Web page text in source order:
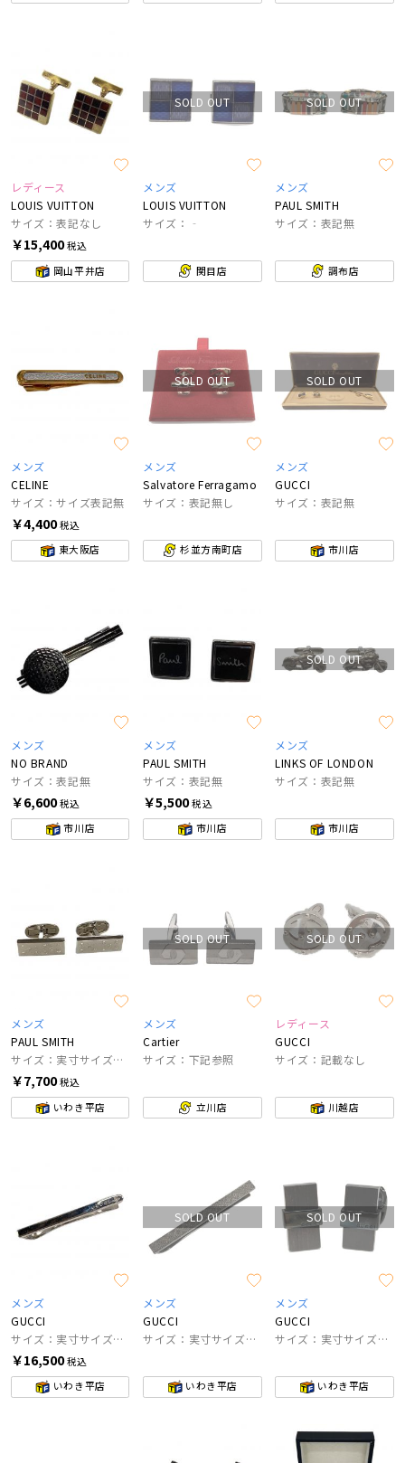
レディース
LOUIS VUITTON
サイズ：表記なし
￥15,400税込
岡山平井店
SOLD OUT
メンズ
LOUIS VUITTON
サイズ：‐
関目店
SOLD OUT
メンズ
PAUL SMITH
サイズ：表記無
調布店
メンズ
CELINE
サイズ：サイズ表記無
￥4,400税込
東大阪店
SOLD OUT
メンズ
Salvatore Ferragamo
サイズ：表記無し
杉並方南町店
SOLD OUT
メンズ
GUCCI
サイズ：表記無
市川店
メンズ
NO BRAND
サイズ：表記無
￥6,600税込
市川店
メンズ
PAUL SMITH
サイズ：表記無
￥5,500税込
市川店
SOLD OUT
メンズ
LINKS OF LONDON
サイズ：表記無
市川店
メンズ
PAUL SMITH
サイズ：実寸サイズにてご確認ください。
￥7,700税込
いわき平店
SOLD OUT
メンズ
Cartier
サイズ：下記参照
立川店
SOLD OUT
レディース
GUCCI
サイズ：記載なし
川越店
メンズ
GUCCI
サイズ：実寸サイズにてご確認ください
￥16,500税込
いわき平店
SOLD OUT
メンズ
GUCCI
サイズ：実寸サイズにてご確認ください
いわき平店
SOLD OUT
メンズ
GUCCI
サイズ：実寸サイズにご確認ください。
いわき平店